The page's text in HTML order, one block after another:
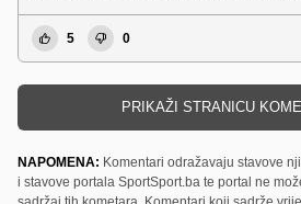
5 0
PRIKAŽI STRANICU
NAPOMENA: Komentari odražavaju stavove
i stavove portala SportSport.ba te portal ne